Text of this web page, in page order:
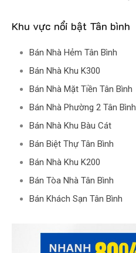
Khu vực nổi bật Tân bình
Bán Nhà Hẻm Tân Bình
Bán Nhà Khu K300
Bán Nhà Mặt Tiền Tân Bình
Bán Nhà Phường 2 Tân Bình
Bán Nhà Khu Bàu Cát
Bán Biệt Thự Tân Bình
Bán Nhà Khu K200
Bán Tòa Nhà Tân Bình
Bán Khách Sạn Tân Bình